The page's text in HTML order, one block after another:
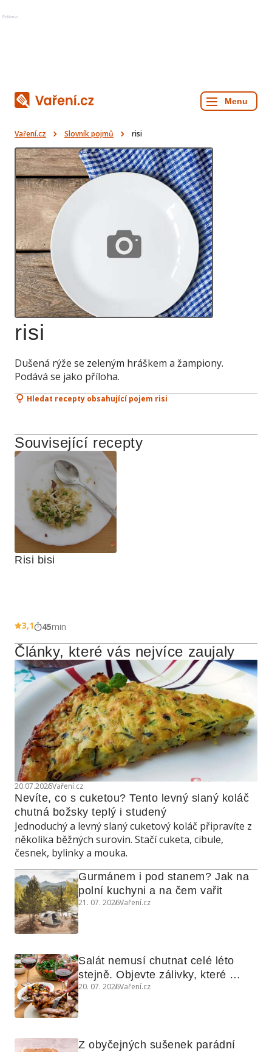
Reklama
Vaření.cz Slovník pojmů risi
risi
Dušená rýže se zeleným hráškem a žampiony.
Podává se jako příloha.
Hledat recepty obsahující pojem risi
Související recepty
Risi bisi
3,1 45min
Články, které vás nejvíce zaujaly
20.07.2026Vaření.cz
Nevíte, co s cuketou? Tento levný slaný koláč
chutná božsky teplý i studený
Jednoduchý a levný slaný cuketový koláč připravíte z
několika běžných surovin. Stačí cuketa, cibule,
česnek, bylinky a mouka.
Gurmánem i pod stanem? Jak na
polní kuchyni a na čem vařit
21. 07. 2026Vaření.cz
Salát nemusí chutnat celé léto
stejně. Objevte zálivky, které
využijete i na maso, nudle nebo
20. 07. 2026Vaření.cz
Z obyčejných sušenek parádní